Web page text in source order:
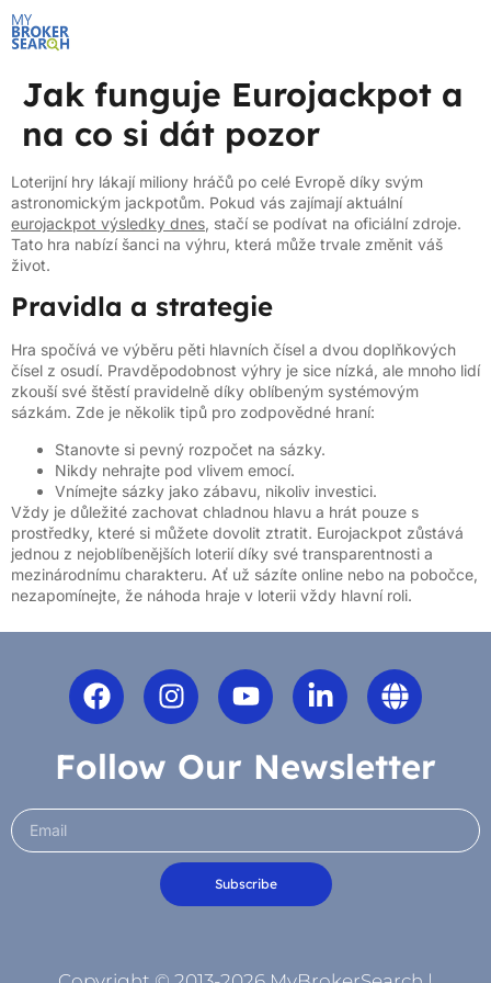
Jak funguje Eurojackpot a
na co si dát pozor
Loterijní hry lákají miliony hráčů po celé Evropě díky svým
astronomickým jackpotům. Pokud vás zajímají aktuální
eurojackpot výsledky dnes, stačí se podívat na oficiální zdroje.
Tato hra nabízí šanci na výhru, která může trvale změnit váš
život.
Pravidla a strategie
Hra spočívá ve výběru pěti hlavních čísel a dvou doplňkových
čísel z osudí. Pravděpodobnost výhry je sice nízká, ale mnoho lidí
zkouší své štěstí pravidelně díky oblíbeným systémovým
sázkám. Zde je několik tipů pro zodpovědné hraní:
Stanovte si pevný rozpočet na sázky.
Nikdy nehrajte pod vlivem emocí.
Vnímejte sázky jako zábavu, nikoliv investici.
Vždy je důležité zachovat chladnou hlavu a hrát pouze s
prostředky, které si můžete dovolit ztratit. Eurojackpot zůstává
jednou z nejoblíbenějších loterií díky své transparentnosti a
mezinárodnímu charakteru. Ať už sázíte online nebo na pobočce,
nezapomínejte, že náhoda hraje v loterii vždy hlavní roli.
Follow Our Newsletter
Subscribe